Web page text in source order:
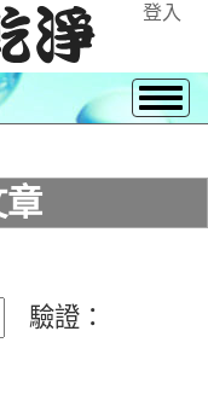
登入
章
驗證：